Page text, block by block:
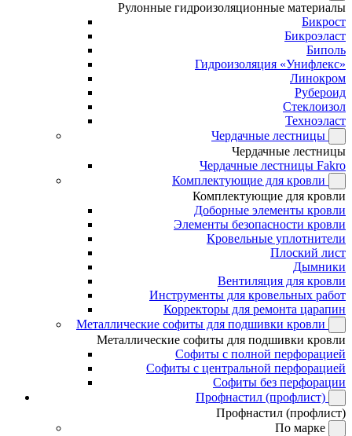
Рулонные гидроизоляционные материалы
Бикрост
Бикроэласт
Биполь
Гидроизоляция «Унифлекс»
Линокром
Рубероид
Стеклоизол
Техноэласт
Чердачные лестницы
Чердачные лестницы
Чердачные лестницы Fakro
Комплектующие для кровли
Комплектующие для кровли
Доборные элементы кровли
Элементы безопасности кровли
Кровельные уплотнители
Плоский лист
Дымники
Вентиляция для кровли
Инструменты для кровельных работ
Корректоры для ремонта царапин
Металлические софиты для подшивки кровли
Металлические софиты для подшивки кровли
Софиты с полной перфорацией
Софиты с центральной перфорацией
Софиты без перфорации
Профнастил (профлист)
Профнастил (профлист)
По марке